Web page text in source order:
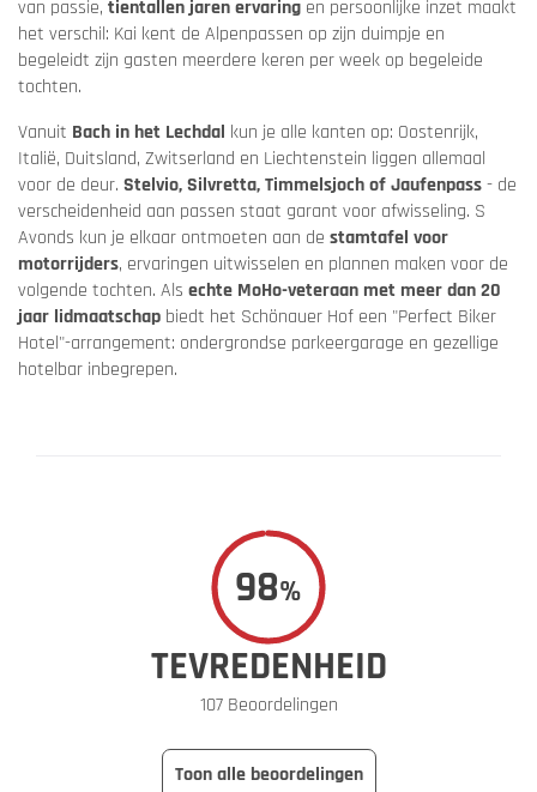
van passie, tientallen jaren ervaring en persoonlijke inzet maakt
het verschil: Kai kent de Alpenpassen op zijn duimpje en
begeleidt zijn gasten meerdere keren per week op begeleide
tochten.
Vanuit Bach in het Lechdal kun je alle kanten op: Oostenrijk,
Italië, Duitsland, Zwitserland en Liechtenstein liggen allemaal
voor de deur. Stelvio, Silvretta, Timmelsjoch of Jaufenpass- de
verscheidenheid aan passen staat garant voor afwisseling. S
Avonds kun je elkaar ontmoeten aan de stamtafel voor
motorrijders, ervaringen uitwisselen en plannen maken voor de
volgende tochten. Als echte MoHo-veteraan met meer dan 20
jaar lidmaatschap biedt het Schönauer Hof een "Perfect Biker
Hotel"-arrangement: ondergrondse parkeergarage en gezellige
hotelbar inbegrepen.
98%
TEVREDENHEID
107 Beoordelingen
Toon alle beoordelingen